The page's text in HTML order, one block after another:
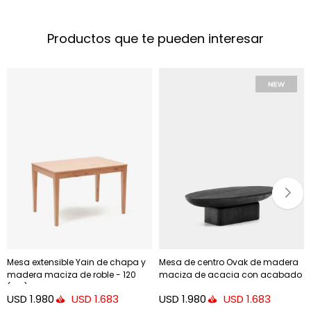
Productos que te pueden interesar
Mesa extensible Yain de chapa y
madera maciza de roble - 120
(180) x 80 cm
USD 1.980 USD 1.683
Mesa de centro Ovak de madera
maciza de acacia con acabado
USD 1.980 USD 1.683